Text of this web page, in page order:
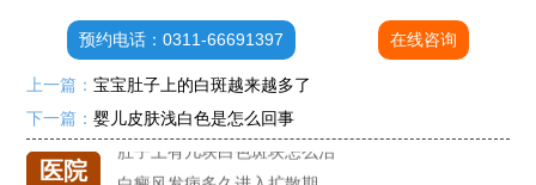
预约电话：0311-66691397 在线咨询
上一篇：宝宝肚子上的白斑越来越多了
下一篇：婴儿皮肤浅白色是怎么回事
医院
各种白斑的图片
肚子上有几块白色斑块怎么治